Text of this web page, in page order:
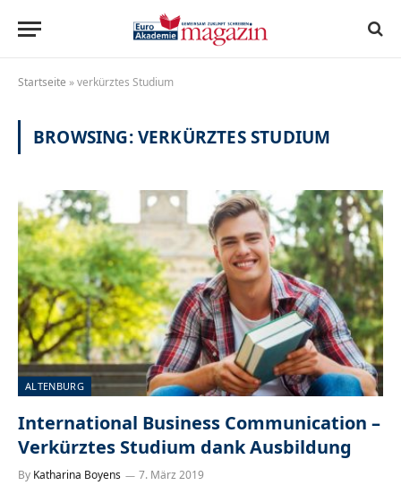
Startseite »verkürztes Studium
BROWSING:VERKÜRZTES STUDIUM
ALTENBURG
International Business Communication –
Verkürztes Studium dank Ausbildung
By Katharina Boyens 7. März 2019